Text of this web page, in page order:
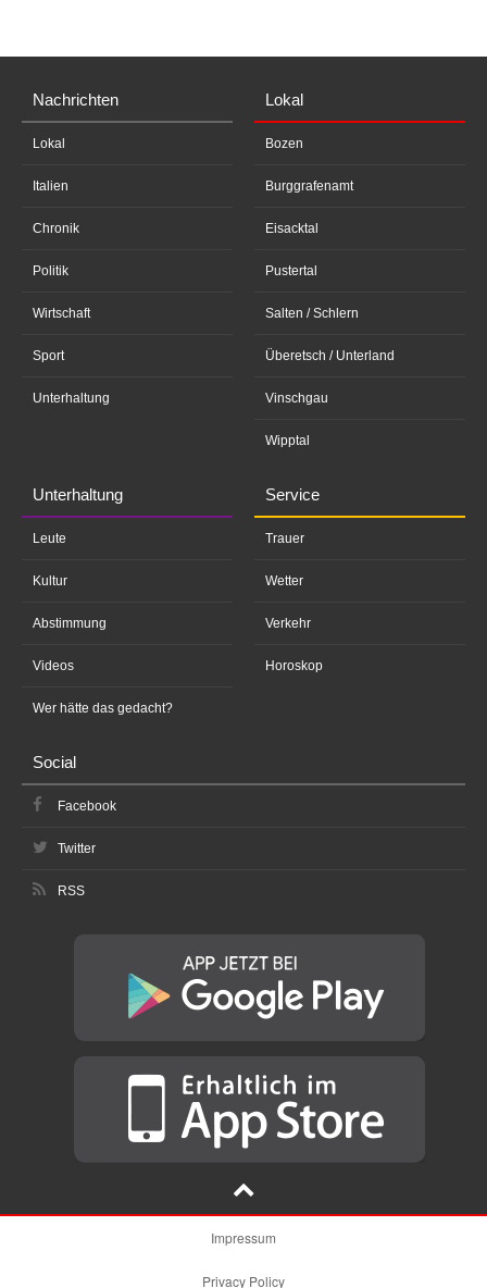
Nachrichten
Lokal
Italien
Chronik
Politik
Wirtschaft
Sport
Unterhaltung
Lokal
Bozen
Burggrafenamt
Eisacktal
Pustertal
Salten / Schlern
Überetsch / Unterland
Vinschgau
Wipptal
Unterhaltung
Leute
Kultur
Abstimmung
Videos
Wer hätte das gedacht?
Service
Trauer
Wetter
Verkehr
Horoskop
Social
Facebook
Twitter
RSS
Impressum
Privacy Policy